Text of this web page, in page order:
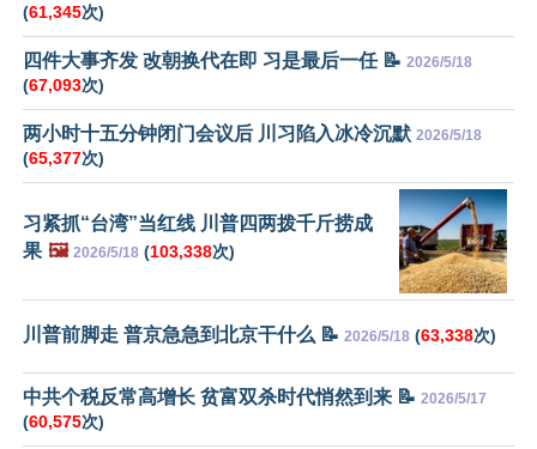
(61,345次)
四件大事齐发 改朝换代在即 习是最后一任 📝 2026/5/18
(67,093次)
两小时十五分钟闭门会议后 川习陷入冰冷沉默 2026/5/18
(65,377次)
习紧抓“台湾”当红线 川普四两拨千斤捞成
果 🖼️ 2026/5/18 (103,338次)
川普前脚走 普京急急到北京干什么 📝 2026/5/18 (63,338次)
中共个税反常高增长 贫富双杀时代悄然到来 📝 2026/5/17
(60,575次)